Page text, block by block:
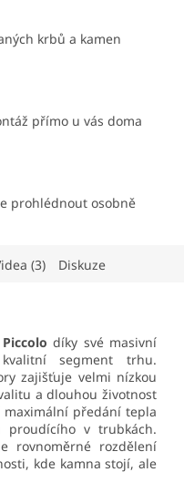
krbů a kamen
přímo u vás doma
prohlédnout osobně
(3) Diskuze
díky své masivní
segment trhu.
zajišťuje velmi nízkou
a dlouhou životnost
předání tepla
v trubkách.
rovnoměrné rozdělení
kde kamna stojí, ale